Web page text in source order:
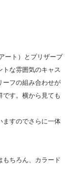
ート）とプリザーブ
トな雰囲気のキャス
ーフの組み合わせが
す。横から見ても
ますのでさらに一体
もちろん、カラード